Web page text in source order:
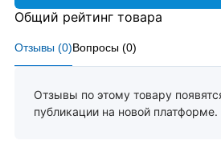
Отзывы (0)Вопросы (0)
Отзывы по этому товару
публикации на новой платформе.
Общий рейтинг товара